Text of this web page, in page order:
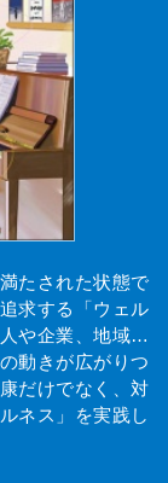
たされた状態で
求する「ウェル
や企業、地域…
動きが広がりつ
だけでなく、対
ネス」を実践し